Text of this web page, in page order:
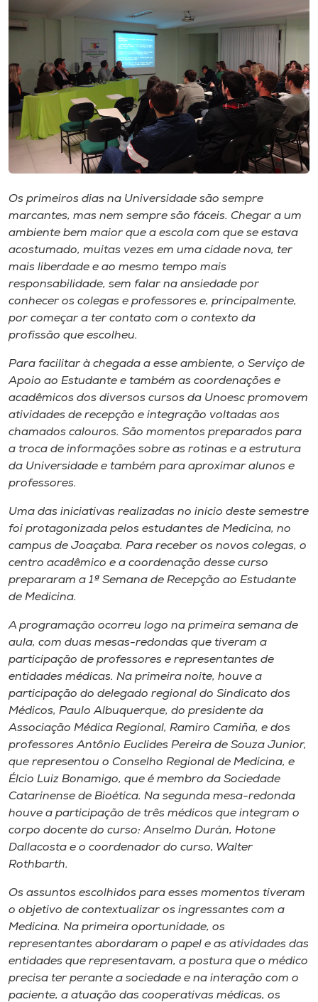
Editora
Rádio
Museu
Unoesc
Selecione
A+
A-
Os primeiros dias na Universidade são sempre
marcantes, mas nem sempre são fáceis. Chegar a um
ambiente bem maior que a escola com que se estava
acostumado, muitas vezes em uma cidade nova, ter
mais liberdade e ao mesmo tempo mais
responsabilidade, sem falar na ansiedade por
conhecer os colegas e professores e, principalmente,
por começar a ter contato com o contexto da
profissão que escolheu.
Para facilitar à chegada a esse ambiente, o Serviço de
Apoio ao Estudante e também as coordenações e
acadêmicos dos diversos cursos da Unoesc promovem
atividades de recepção e integração voltadas aos
chamados calouros. São momentos preparados para
a troca de informações sobre as rotinas e a estrutura
da Universidade e também para aproximar alunos e
professores.
Uma das iniciativas realizadas no início deste semestre
foi protagonizada pelos estudantes de Medicina, no
campus de Joaçaba. Para receber os novos colegas, o
centro acadêmico e a coordenação desse curso
prepararam a 1ª Semana de Recepção ao Estudante
de Medicina.
A programação ocorreu logo na primeira semana de
aula, com duas mesas-redondas que tiveram a
participação de professores e representantes de
entidades médicas. Na primeira noite, houve a
participação do delegado regional do Sindicato dos
Médicos, Paulo Albuquerque, do presidente da
Associação Médica Regional, Ramiro Camiña, e dos
professores Antônio Euclides Pereira de Souza Junior,
que representou o Conselho Regional de Medicina, e
Élcio Luiz Bonamigo, que é membro da Sociedade
Catarinense de Bioética. Na segunda mesa-redonda
houve a participação de três médicos que integram o
corpo docente do curso: Anselmo Durán, Hotone
Dallacosta e o coordenador do curso, Walter
Rothbarth.
Os assuntos escolhidos para esses momentos tiveram
o objetivo de contextualizar os ingressantes com a
Medicina. Na primeira oportunidade, os
representantes abordaram o papel e as atividades das
entidades que representavam, a postura que o médico
precisa ter perante a sociedade e na interação com o
paciente, a atuação das cooperativas médicas, os